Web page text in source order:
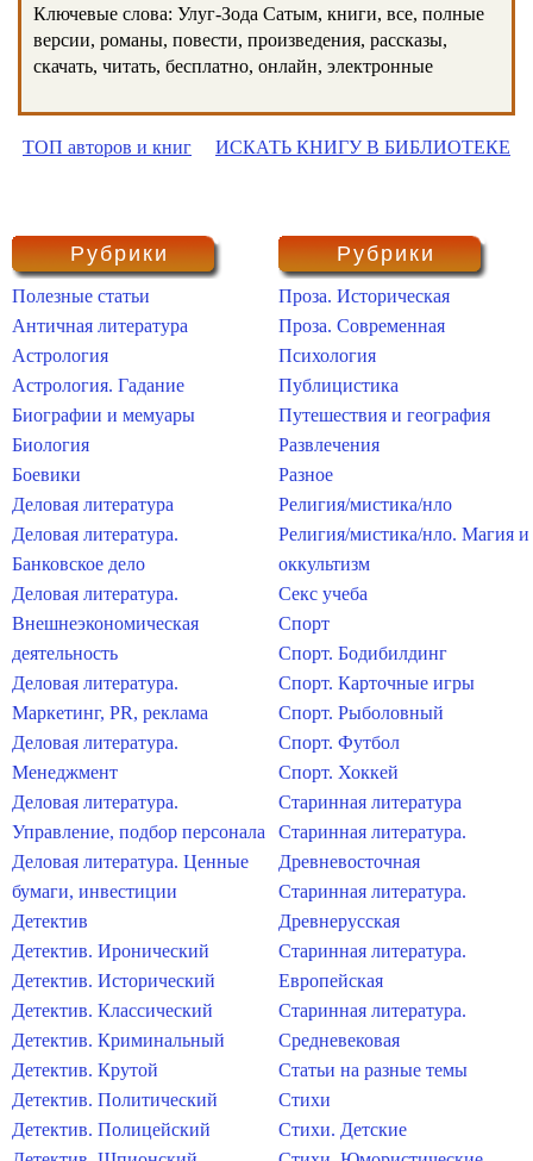
Ключевые слова: Улуг-Зода Сатым, книги, все, полные
версии, романы, повести, произведения, рассказы,
скачать, читать, бесплатно, онлайн, электронные
ТОП авторов и книг ИСКАТЬ КНИГУ В БИБЛИОТЕКЕ
Рубрики
Полезные статьи
Античная литература
Астрология
Астрология. Гадание
Биографии и мемуары
Биология
Боевики
Деловая литература
Деловая литература.
Банковское дело
Деловая литература.
Внешнеэкономическая
деятельность
Деловая литература.
Маркетинг, PR, реклама
Деловая литература.
Менеджмент
Деловая литература.
Управление, подбор персонала
Деловая литература. Ценные
бумаги, инвестиции
Детектив
Детектив. Иронический
Детектив. Исторический
Детектив. Классический
Детектив. Криминальный
Детектив. Крутой
Детектив. Политический
Детектив. Полицейский
Рубрики
Проза. Историческая
Проза. Современная
Психология
Публицистика
Путешествия и география
Развлечения
Разное
Религия/мистика/нло
Религия/мистика/нло. Магия и
оккультизм
Секс учеба
Спорт
Спорт. Бодибилдинг
Спорт. Карточные игры
Спорт. Рыболовный
Спорт. Футбол
Спорт. Хоккей
Старинная литература
Старинная литература.
Древневосточная
Старинная литература.
Древнерусская
Старинная литература.
Европейская
Старинная литература.
Средневековая
Статьи на разные темы
Стихи
Стихи. Детские